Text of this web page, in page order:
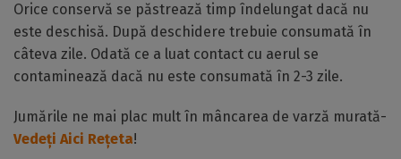
Orice conservă se păstrează timp îndelungat dacă nu
este deschisă. După deschidere trebuie consumată în
câteva zile. Odată ce a luat contact cu aerul se
contaminează dacă nu este consumată în 2-3 zile.
Jumările ne mai plac mult în mâncarea de varză murată-
Vedeți Aici Rețeta!